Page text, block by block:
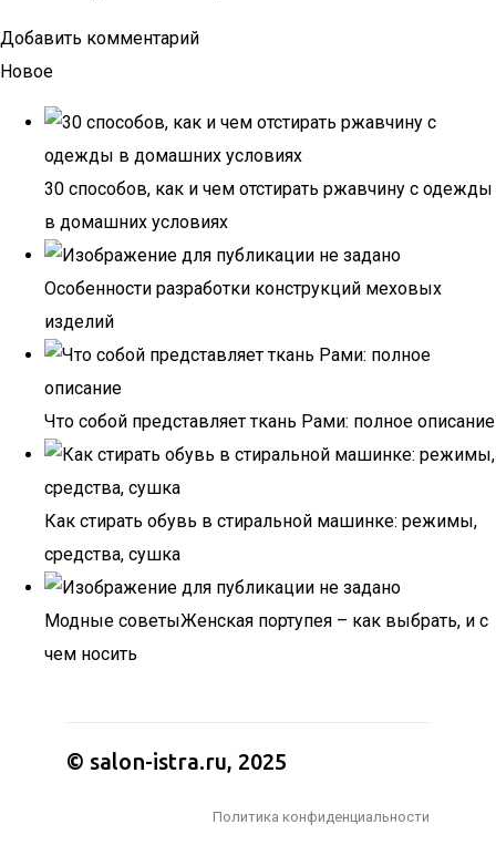
Добавить комментарий
Новое
30 способов, как и чем отстирать ржавчину с одежды
в домашних условиях
Особенности разработки конструкций меховых
изделий
Что собой представляет ткань Рами: полное описание
Как стирать обувь в стиральной машинке: режимы,
средства, сушка
Модные советыЖенская портупея – как выбрать, и с
чем носить
© salon-istra.ru, 2025
Политика конфиденциальности